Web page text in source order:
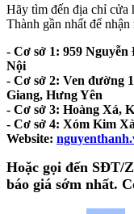
Hãy tìm đến địa chỉ cửa
Thành gần nhất để
- Cơ sở 1: 959
Nội
- Cơ sở 2: Ven đường
Giang, Hưng Yên
- Cơ sở 3: Hoàng Xá,
- Cơ sở 4: Xóm Kim
Website:
Hoặc gọi đến SĐT/
báo giá sớm nhất.